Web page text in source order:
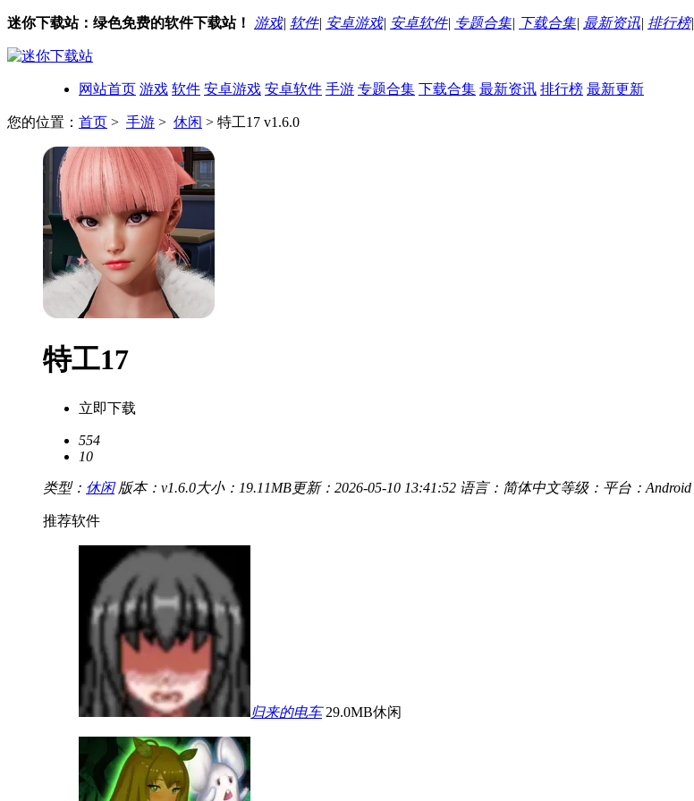
迷你下载站：绿色免费的软件下载站！ 游戏| 软件| 安卓游戏| 安卓软件| 专题合集| 下载合集| 最新资讯| 排行榜|
网站首页 游戏 软件 安卓游戏 安卓软件 手游 专题合集 下载合集 最新资讯 排行榜 最新更新
您的位置： 首页 > 手游 > 休闲 > 特工17 v1.6.0
特工17
立即下载
554
10
类型： 休闲 版本：v1.6.0大小：19.11MB更新：2026-05-10 13:41:52 语言：简体中文等级： 平台：Android
推荐软件
归来的电车 29.0MB休闲